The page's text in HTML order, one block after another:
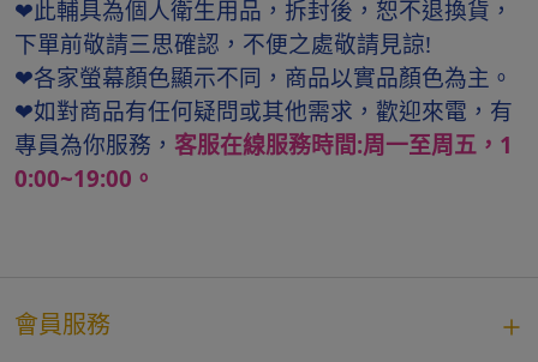
❤此輔具為個人衛生用品，拆封後，恕不退換貨，
下單前敬請三思確認，不便之處敬請見諒!
❤各家螢幕顏色顯示不同，商品以實品顏色為主。
❤如對商品有任何疑問或其他需求，歡迎來電，有
專員為你服務， 客服在線服務時間:周一至周五，1
0:00~19:00。
會員服務